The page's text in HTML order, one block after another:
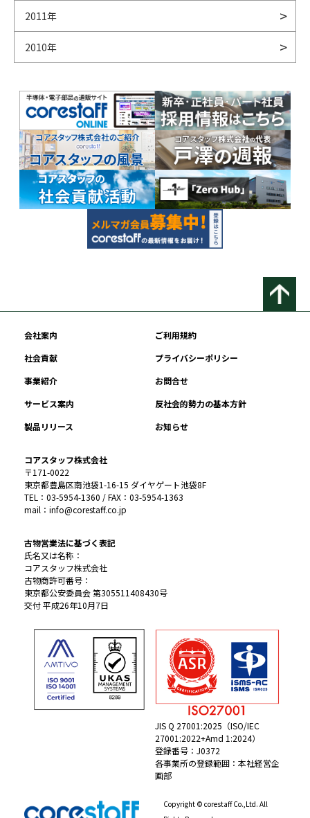
2011年
2010年
会社案内
ご利用規約
社会貢献
プライバシーポリシー
事業紹介
お問合せ
サービス案内
反社会的勢力の基本方針
製品リリース
お知らせ
コアスタッフ株式会社
〒171-0022
東京都豊島区南池袋1-16-15 ダイヤゲート池袋8F
TEL：03-5954-1360 / FAX：03-5954-1363
mail：info@corestaff.co.jp
古物営業法に基づく表記
氏名又は名称：
コアスタッフ株式会社
古物商許可番号：
東京都公安委員会 第305511408430号
交付 平成26年10月7日
JIS Q 27001:2025（ISO/IEC
27001:2022+Amd 1:2024）
登録番号：J0372
各事業所の登録範囲：本社経営企
画部
Copyright © corestaff Co.,Ltd. All